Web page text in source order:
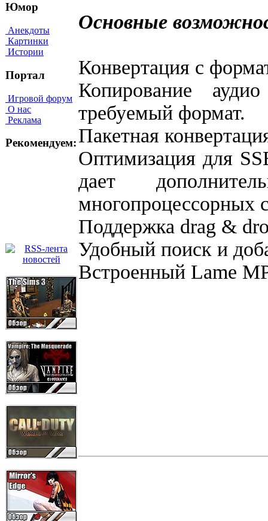
Юмор
Анекдоты
Картинки
Истории
Портал
Игровой форум
О нас
Реклама
Рекомендуем:
Основные
Конвертация с
Копирование
требуемый формат.
Пакетная
Оптимизация для
дает
многопроцессорных
Поддержка drag &
Удобный поиск и
Встроенный Lame